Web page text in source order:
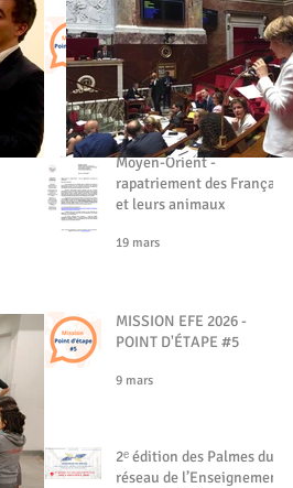
MISSION EFE - POINT
D'ÉTAPE #6
19 mars
Moyen-Orient -
rapatriement des Français
et leurs animaux
19 mars
MISSION EFE 2026 -
POINT D'ÉTAPE #5
9 mars
2ᵉ édition des Palmes du
réseau de l’Enseignement